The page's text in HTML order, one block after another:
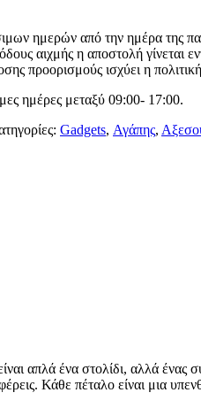
ημερών από την ημέρα της
αιχμής η αποστολή γίνεται
προορισμούς ισχύει η
ημέρες μεταξύ 09:00- 17:00.
Gadgets, Αγάπης,
απλά ένα στολίδι, αλλά ένας
Κάθε πέταλο είναι μια